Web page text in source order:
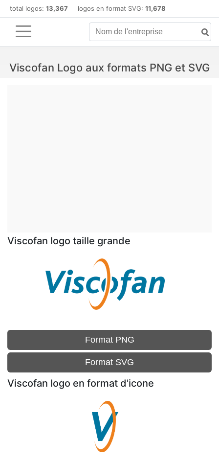
total logos: 13,367 logos en format SVG: 11,678
Viscofan Logo aux formats PNG et SVG
Viscofan logo taille grande
Format PNG
Format SVG
Viscofan logo en format d'icone